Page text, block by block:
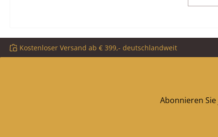
Kostenloser Versand ab € 399,- deutschlandweit
Abonnieren